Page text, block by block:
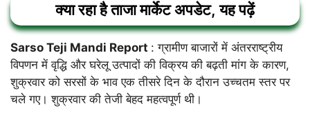
क्या रहा है ताजा मार्केट अपडेट, यह पढ़ें
Sarso Teji Mandi Report : ग्रामीण बाजारों में अंतरराष्ट्रीय
विपणन में वृद्धि और घरेलू उत्पादों की विक्रय की बढ़ती मांग के कारण,
शुक्रवार को सरसों के भाव एक तीसरे दिन के दौरान उच्चतम स्तर पर
चले गए। शुक्रवार की तेजी बेहद महत्वपूर्ण थी।